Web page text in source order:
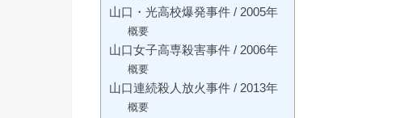
山口・光高校爆発事件 / 2005年
概要
山口女子高専殺害事件 / 2006年
概要
山口連続殺人放火事件 / 2013年
概要